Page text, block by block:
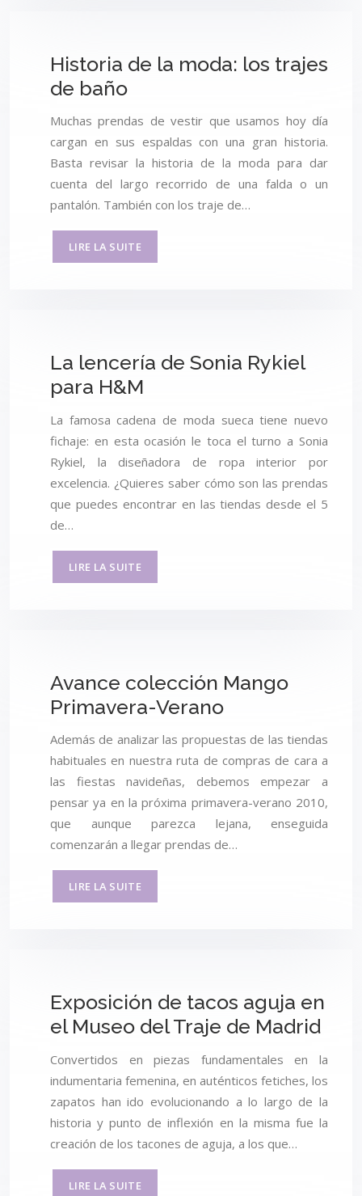
Historia de la moda: los trajes
de baño
Muchas prendas de vestir que usamos hoy día
cargan en sus espaldas con una gran historia.
Basta revisar la historia de la moda para dar
cuenta del largo recorrido de una falda o un
pantalón. También con los traje de…
LIRE LA SUITE
La lencería de Sonia Rykiel
para H&M
La famosa cadena de moda sueca tiene nuevo
fichaje: en esta ocasión le toca el turno a Sonia
Rykiel, la diseñadora de ropa interior por
excelencia. ¿Quieres saber cómo son las prendas
que puedes encontrar en las tiendas desde el 5
de…
LIRE LA SUITE
Avance colección Mango
Primavera-Verano
Además de analizar las propuestas de las tiendas
habituales en nuestra ruta de compras de cara a
las fiestas navideñas, debemos empezar a
pensar ya en la próxima primavera-verano 2010,
que aunque parezca lejana, enseguida
comenzarán a llegar prendas de…
LIRE LA SUITE
Exposición de tacos aguja en
el Museo del Traje de Madrid
Convertidos en piezas fundamentales en la
indumentaria femenina, en auténticos fetiches, los
zapatos han ido evolucionando a lo largo de la
historia y punto de inflexión en la misma fue la
creación de los tacones de aguja, a los que…
LIRE LA SUITE